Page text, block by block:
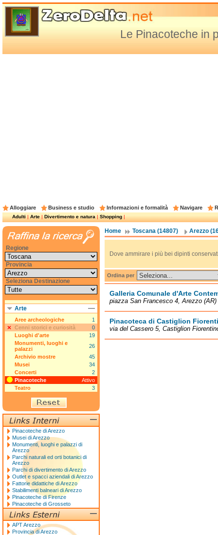
Le Pinacoteche in
Alloggiare Business e studio Informazioni e formalità Navigare
Adulti|Arte|Divertimento e natura|Shopping|
Home Toscana (14807) Arezzo
Dove ammirare i più bei dipinti
Ordina per
Galleria Comunale d'Arte
piazza San Francesco 4, Arezzo (AR)
Pinacoteca di Castiglion
via del Cassero 5, Castiglion
Regione
Provincia
Seleziona Destinazione
Arte
Aree archeologiche
1
Cenni storici e curiosità
0
Luoghi d'arte
19
Monumenti, luoghi e
palazzi
26
Archivio mostre
45
Musei
34
Concerti
2
Pinacoteche
Attivo
Teatro
3
Pinacoteche di Arezzo
Musei di Arezzo
Monumenti, luoghi e palazzi di
Arezzo
Parchi naturali ed orti botanici di
Arezzo
Parchi di divertimento di Arezzo
Outlet e spacci aziendali di Arezzo
Fattorie didattiche di Arezzo
Stabilimenti balneari di Arezzo
Pinacoteche di Firenze
Pinacoteche di Grosseto
APT Arezzo
Provincia di Arezzo